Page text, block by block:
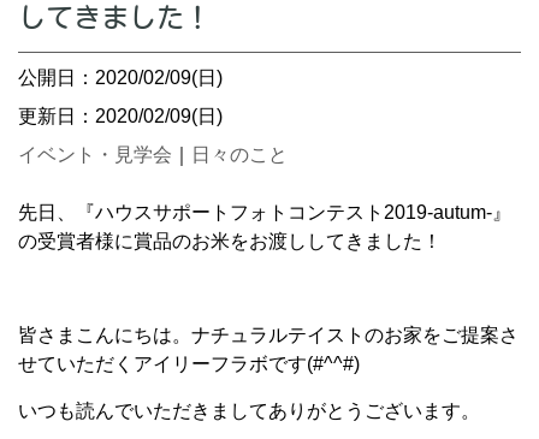
してきました！
公開日：2020/02/09(日)
更新日：2020/02/09(日)
イベント・見学会
日々のこと
先日、『ハウスサポートフォトコンテスト2019-autum-』
の受賞者様に賞品のお米をお渡ししてきました！
皆さまこんにちは。ナチュラルテイストのお家をご提案さ
せていただくアイリーフラボです(#^^#)
いつも読んでいただきましてありがとうございます。